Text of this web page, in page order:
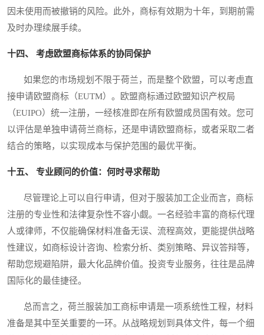
因未使用而被撤销的风险。此外，商标有效期为十年，到期前需
及时办理续展手续。
十四、 考虑欧盟商标体系的协同保护
如果您的市场规划不限于荷兰，而是整个欧盟，可以考虑直
接申请欧盟商标（EUTM）。欧盟商标通过欧盟知识产权局
（EUIPO）统一注册，一经核准即在所有欧盟成员国有效。您可
以评估是单独申请荷兰商标，还是申请欧盟商标，或者采取二者
结合的策略，以实现成本与保护范围的最优平衡。
十五、 专业顾问的价值：何时寻求帮助
尽管理论上可以自行申请，但对于服装加工企业而言，商标
注册的专业性和法律复杂性不容小觑。一名经验丰富的商标代理
人或律师，不仅能确保材料准备无误、流程高效，更能提供战略
性建议，如商标设计咨询、检索分析、类别策略、异议答辩等，
帮助您规避陷阱，最大化品牌价值。投资专业服务，往往是品牌
国际化的最佳捷径。
总而言之，荷兰服装加工商标申请是一项系统性工程，材料
准备是其中至关重要的一环。从战略规划到具体文件，每一个细